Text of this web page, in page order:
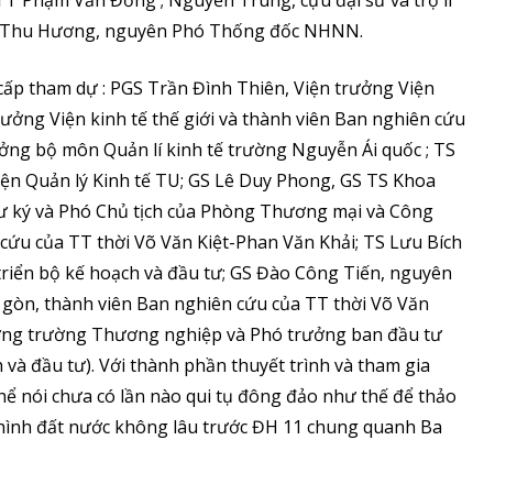
Hương, nguyên Phó Thống đốc NHNN.
tham dự : PGS Trần Đình Thiên, Viện trưởng Viện
Viện kinh tế thế giới và thành viên Ban nghiên cứu
bộ môn Quản lí kinh tế trường Nguyễn Ái quốc ; TS
Quản lý Kinh tế TU; GS Lê Duy Phong, GS TS Khoa
và Phó Chủ tịch của Phòng Thương mại và Công
của TT thời Võ Văn Kiệt-Phan Văn Khải; TS Lưu Bích
bộ kế hoạch và đầu tư; GS Đào Công Tiến, nguyên
thành viên Ban nghiên cứu của TT thời Võ Văn
trường Thương nghiệp và Phó trưởng ban đầu tư
đầu tư). Với thành phần thuyết trình và tham gia
nói chưa có lần nào qui tụ đông đảo như thế để thảo
đất nước không lâu trước ĐH 11 chung quanh Ba